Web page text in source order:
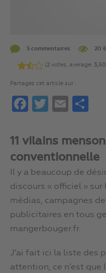
5 commentaires 20
(2 votes, average: 3,50
Partagez cet article sur :
FacebookTwitterEmail
11 vilains
conventionnelle
Il y a beaucoup de
discours « officiel »
médias, campagnes
publicitaires en tous
mangerbouger.fr.
J’ai fait ici la liste des
attention, ce n’est